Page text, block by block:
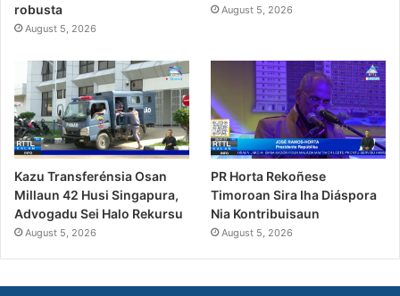
robusta
August 5, 2026
August 5, 2026
Kazu Transferénsia Osan
Millaun 42 Husi Singapura,
Advogadu Sei Halo Rekursu
August 5, 2026
PR Horta Rekoñese
Timoroan Sira Iha Diáspora
Nia Kontribuisaun
August 5, 2026